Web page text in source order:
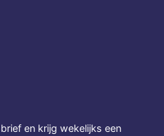
en krijg wekelijks een